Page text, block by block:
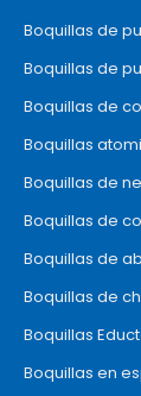
Boquillas de
Boquillas de
Boquillas de
Boquillas
Boquillas de
Boquillas de
Boquillas de
Boquillas de
Boquillas
Boquillas en